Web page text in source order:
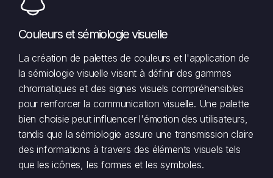
Couleurs et sémiologie visuelle
La création de palettes de couleurs et l'application de
la sémiologie visuelle visent à définir des gammes
chromatiques et des signes visuels compréhensibles
pour renforcer la communication visuelle. Une palette
bien choisie peut influencer l'émotion des utilisateurs,
tandis que la sémiologie assure une transmission claire
des informations à travers des éléments visuels tels
que les icônes, les formes et les symboles.